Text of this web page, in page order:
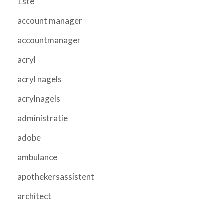
account manager
accountmanager
acryl
acryl nagels
acrylnagels
administratie
adobe
ambulance
apothekersassistent
architect